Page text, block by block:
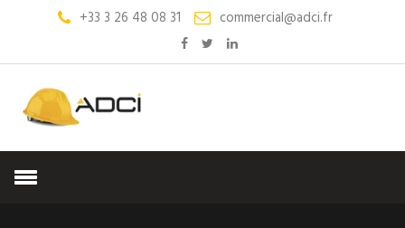
+33 3 26 48 08 31 commercial@adci.fr